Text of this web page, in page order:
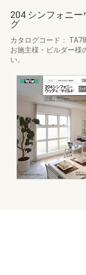
204 シンフォニ
グ
カタログコード：
お施主様・ビルダー様
い。